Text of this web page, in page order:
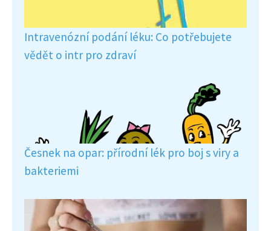
Intravenózní podání léku: Co potřebujete
vědět o intr pro zdraví
Česnek na opar: přírodní lék pro boj s viry a
bakteriemi